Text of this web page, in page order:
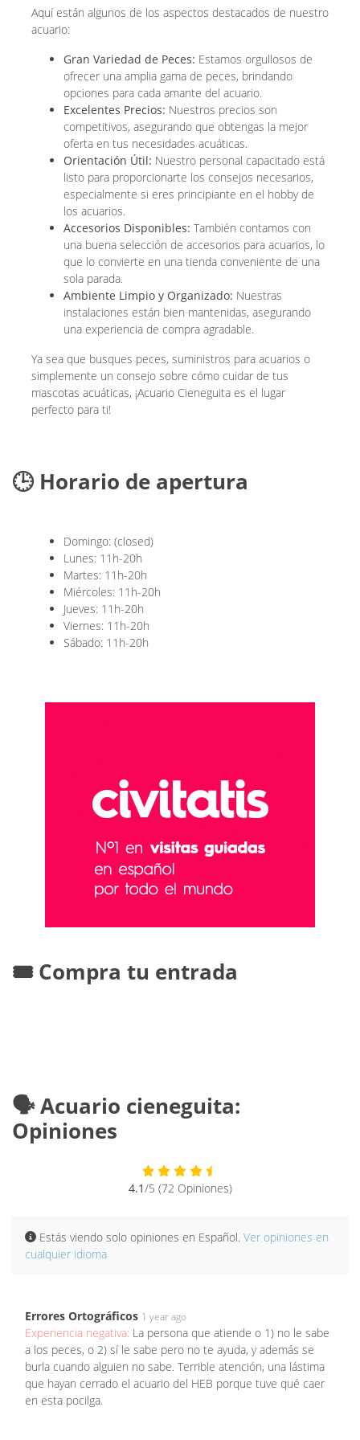
Aquí están algunos de los aspectos destacados de nuestro
acuario:
Gran Variedad de Peces: Estamos orgullosos de
ofrecer una amplia gama de peces, brindando
opciones para cada amante del acuario.
Excelentes Precios: Nuestros precios son
competitivos, asegurando que obtengas la mejor
oferta en tus necesidades acuáticas.
Orientación Útil: Nuestro personal capacitado está
listo para proporcionarte los consejos necesarios,
especialmente si eres principiante en el hobby de
los acuarios.
Accesorios Disponibles: También contamos con
una buena selección de accesorios para acuarios, lo
que lo convierte en una tienda conveniente de una
sola parada.
Ambiente Limpio y Organizado: Nuestras
instalaciones están bien mantenidas, asegurando
una experiencia de compra agradable.
Ya sea que busques peces, suministros para acuarios o
simplemente un consejo sobre cómo cuidar de tus
mascotas acuáticas, ¡Acuario Cieneguita es el lugar
perfecto para ti!
🕒 Horario de apertura
Domingo: (closed)
Lunes: 11h-20h
Martes: 11h-20h
Miércoles: 11h-20h
Jueves: 11h-20h
Viernes: 11h-20h
Sábado: 11h-20h
🎟️ Compra tu entrada
🗣️ Acuario cieneguita:
Opiniones
4.1/5 (72 Opiniones)
Estás viendo solo opiniones en Español. Ver opiniones en
cualquier idioma
Errores Ortográficos 1 year ago
Experiencia negativa: La persona que atiende o 1) no le sabe
a los peces, o 2) sí le sabe pero no te ayuda, y además se
burla cuando alguien no sabe. Terrible atención, una lástima
que hayan cerrado el acuario del HEB porque tuve qué caer
en esta pocilga.